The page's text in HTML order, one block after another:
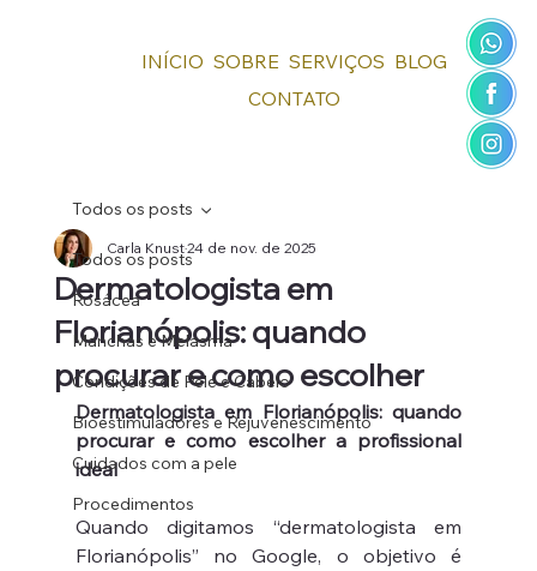
INÍCIO SOBRE SERVIÇOS BLOG
CONTATO
Todos os posts
Rosácea
Manchas e Melasma
Condições de Pele e Cabelo
Bioestimuladores e Rejuvenescimento
Cuidados com a pele
Procedimentos
Todos os posts
Dermatologista em
Florianópolis: quando
procurar e como escolher
Carla Knust24 de nov. de 2025
Dermatologista em Florianópolis: quando
procurar e como escolher a profissional
ideal
Quando digitamos “dermatologista em
Florianópolis” no Google, o objetivo é